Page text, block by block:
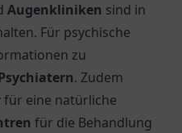
Augenkliniken sind in
Für psychische
zu
. Zudem
für eine natürliche
für die Behandlung